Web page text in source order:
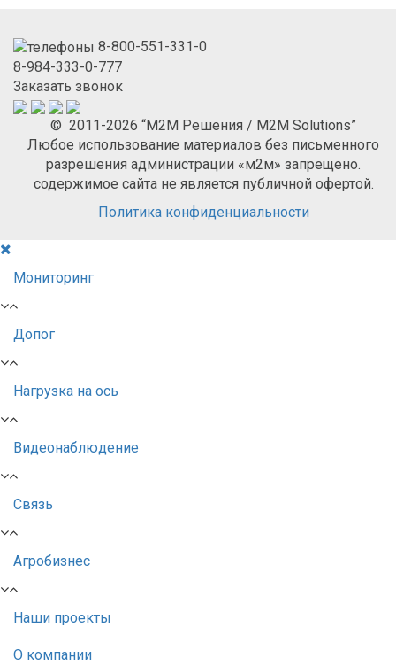
8-800-551-331-0
8-984-333-0-777
Заказать звонок
© 2011-2026 “М2М Решения / M2M Solutions”
Любое использование материалов без письменного
разрешения администрации «м2м» запрещено.
содержимое сайта не является публичной офертой.
Политика конфиденциальности
Мониторинг
Допог
Нагрузка на ось
Видеонаблюдение
Связь
Агробизнес
Наши проекты
О компании